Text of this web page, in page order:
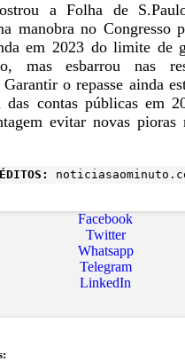
a Folha de
manobra no Congresso
em 2023 do limite de
mas esbarrou nas
o repasse ainda
das contas públicas em
evitar novas pioras
Facebook
Twitter
Whatsapp
Telegram
LinkedIn